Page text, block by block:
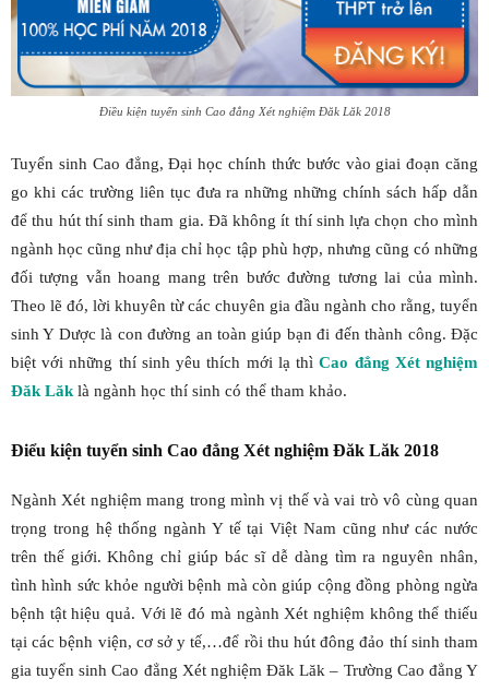
Điều kiện tuyển sinh Cao đẳng Xét nghiệm Đăk Lăk 2018
Tuyển sinh Cao đẳng, Đại học chính thức bước vào giai đoạn căng
go khi các trường liên tục đưa ra những những chính sách hấp dẫn
để thu hút thí sinh tham gia. Đã không ít thí sinh lựa chọn cho mình
ngành học cũng như địa chỉ học tập phù hợp, nhưng cũng có những
đối tượng vẫn hoang mang trên bước đường tương lai của mình.
Theo lẽ đó, lời khuyên từ các chuyên gia đầu ngành cho rằng, tuyển
sinh Y Dược là con đường an toàn giúp bạn đi đến thành công. Đặc
biệt với những thí sinh yêu thích mới lạ thìCao đẳng Xét nghiệm
Đăk Lăk là ngành học thí sinh có thể tham khảo.
Điểu kiện tuyển sinh Cao đẳng Xét nghiệm Đăk Lăk 2018
Ngành Xét nghiệm mang trong mình vị thế và vai trò vô cùng quan
trọng trong hệ thống ngành Y tế tại Việt Nam cũng như các nước
trên thế giới. Không chỉ giúp bác sĩ dễ dàng tìm ra nguyên nhân,
tình hình sức khỏe người bệnh mà còn giúp cộng đồng phòng ngừa
bệnh tật hiệu quả. Với lẽ đó mà ngành Xét nghiệm không thể thiếu
tại các bệnh viện, cơ sở y tế,…để rồi thu hút đông đảo thí sinh tham
gia tuyển sinh Cao đẳng Xét nghiệm Đăk Lăk – Trường Cao đẳng Y